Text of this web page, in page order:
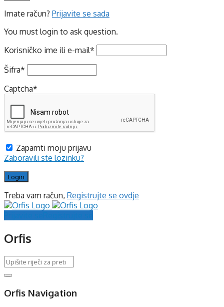
Imate račun? Prijavite se sada
You must login to ask question.
Korisničko ime ili e-mail*
Šifra*
Captcha*
Zapamti moju prijavu
Zaboravili ste lozinku?
Treba vam račun, Registrujte se ovdje
Orfis
Orfis Navigation